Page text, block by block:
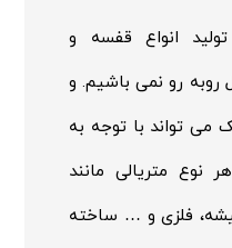
انواع قفسه و
روبه رو نمی باشیم. و
می تواند با توجه به
نوع متریالی مانند
فلزی و … ساخته